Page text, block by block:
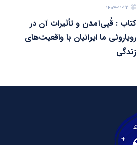
۱۴۰۴-۱۱-۲۲
کتاب : قُپی‌آمدن و تأثیرات آن در
رویاروئی ما ایرانیان با واقعیت‌های
زندگی